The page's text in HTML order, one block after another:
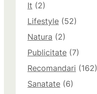
It (2)
Lifestyle (52)
Natura (2)
Publicitate (7)
Recomandari (162)
Sanatate (6)